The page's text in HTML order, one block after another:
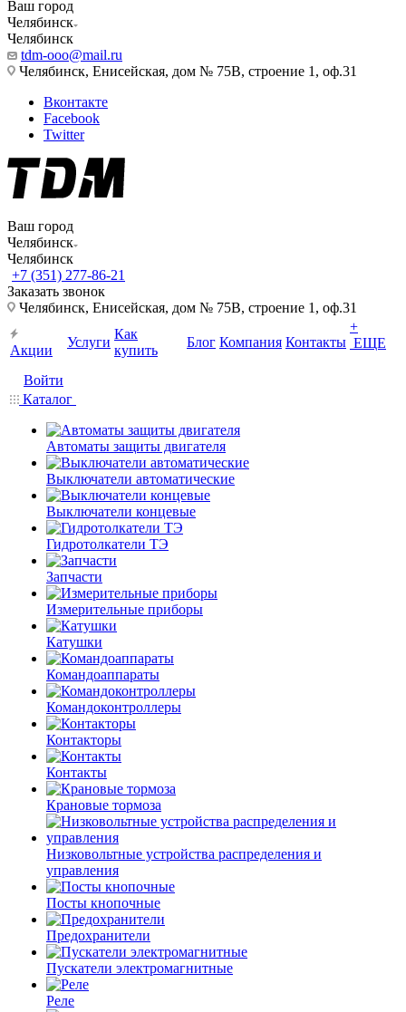
Ваш город
Челябинск
Челябинск
tdm-ooo@mail.ru
Челябинск, Енисейская, дом № 75В, строение 1, оф.31
Вконтакте
Facebook
Twitter
Ваш город
Челябинск
Челябинск
+7 (351) 277-86-21
Заказать звонок
Челябинск, Енисейская, дом № 75В, строение 1, оф.31
Акции
Услуги
Как
купить
Блог Компания Контакты
+
ЕЩЕ
Войти
Каталог
Автоматы защиты двигателя
Выключатели автоматические
Выключатели концевые
Гидротолкатели ТЭ
Запчасти
Измерительные приборы
Катушки
Командоаппараты
Командоконтроллеры
Контакторы
Контакты
Крановые тормоза
Низковольтные устройства распределения и
управления
Посты кнопочные
Предохранители
Пускатели электромагнитные
Реле